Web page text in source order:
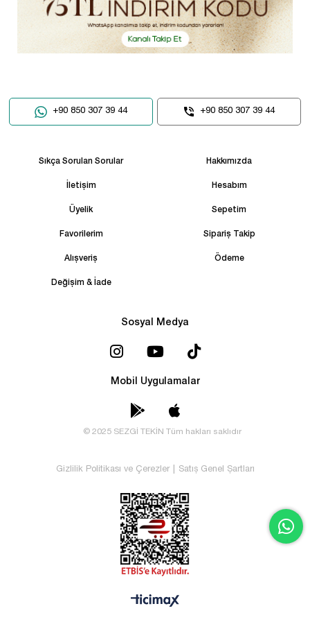
+90 850 307 39 44 +90 850 307 39 44
Sıkça Sorulan Sorular Hakkımızda
İletişim Hesabım
Üyelik Sepetim
Favorilerim Sipariş Takip
Alışveriş Ödeme
Değişim & İade
Sosyal Medya
Mobil Uygulamalar
© 2025 SEZGİ TEKİN Tüm hakları saklıdır
Gizlilik Politikası ve Çerezler Satış Genel Şartları